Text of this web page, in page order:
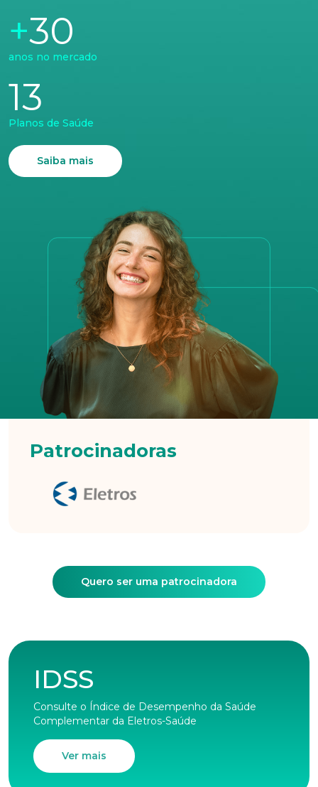
30
anos no mercado
13
Planos de Saúde
Saiba mais
Patrocinadoras
Quero ser uma patrocinadora
IDSS
Consulte o Índice de Desempenho da Saúde
Complementar da Eletros-Saúde
Ver mais
Escolaridade
Sexo
Masculino
Área de interesse